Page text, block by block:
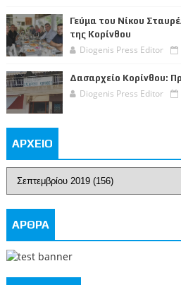
Γεύμα του Νίκου
της Κορίνθου
Diogenis Press Editor
Δασαρχείο Κορίνθου:
Diogenis Press Editor
ΑΡΧΕΙΟ
ΑΡΘΡΑ